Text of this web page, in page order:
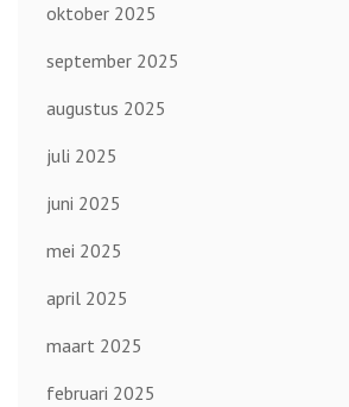
oktober 2025
september 2025
augustus 2025
juli 2025
juni 2025
mei 2025
april 2025
maart 2025
februari 2025